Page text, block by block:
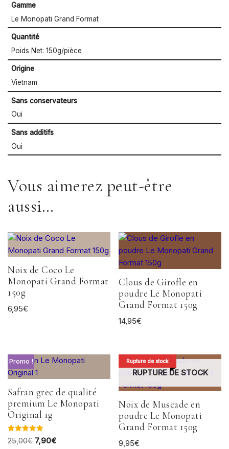
Gamme
Le Monopati Grand Format
Quantité
Poids Net: 150g/pièce
Origine
Vietnam
Sans conservateurs
Oui
Sans additifs
Oui
Vous aimerez peut-être
aussi…
Noix de Coco Le
Monopati Grand Format
150g
6,95€
Clous de Girofle en
poudre Le Monopati
Grand Format 150g
14,95€
Promo !
Safran grec de qualité
premium Le Monopati
Original 1g
Note
5.00
25,00€ 7,90€
Rupture de stock
RUPTURE DE STOCK
Noix de Muscade en
poudre Le Monopati
Grand Format 150g
9,95€